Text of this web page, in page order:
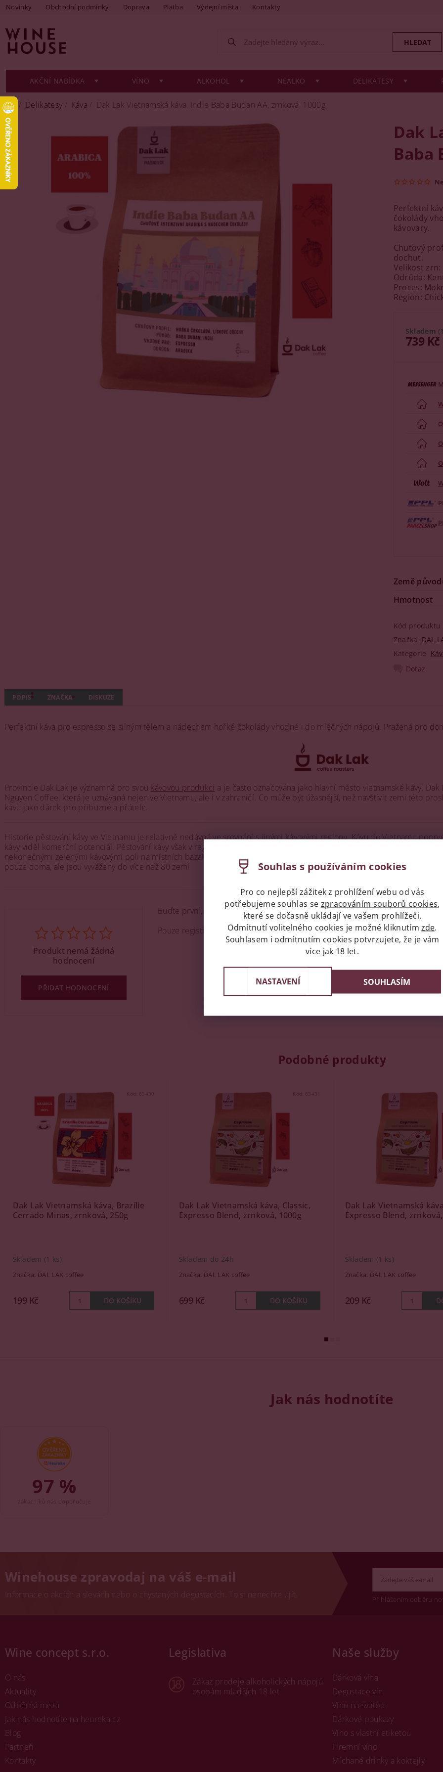
Novinky Obchodní podmínky Doprava Platba Výdejní místa Kontakty
AKČNÍ NABÍDKA VÍNO ALKOHOL NEALKO DELIKATESY
Delikatesy Káva Dak Lak Vietnamská káva, Indie Baba Budan AA, zrnková, 1000g
Dak
Baba
Perfektní
čokolády
kávovary.
Chuťový
dochuť.
Velikost zrn:
Odrůda:
Proces:
Region:
Skladem
739 Kč
Země
Hmotnost
Kód produktu
Značka DAL
Kategorie
Dotaz
POPIS ZNAČKA DISKUZE
Perfektní káva pro espresso se silným tělem a nádechem hořké čokolády vhodné i do mléčných nápojů. Pražená pro
Provincie Dak Lak je významná pro svou kávovou produkci a je často označována jako hlavní město vietnamské kávy.
Nguyen Coffee, která je uznávaná nejen ve Vietnamu, ale i v zahraničí. Co může být úžasnější, než navštívit zemi této
kávu jako dárek pro příbuzné a přátele​.
Historie pěstování kávy ve Vietnamu je relativně nedávná ve srovnání s jinými kávovými regiony. Kávu do Vietnamu
kávy viděl komerční potenciál. Pěstování kávy však v regionu Dak Lak získalo na popularitě a dnes je jedním z největších
nekonečnými zelenými kávovými poli na místních bazaltických kopcích, které jsou vždy plné větru a slunce. Oblast je
pouze doma, ale jsou vyváženy do více než 80 zemí​
Buďte první, kdo napíše příspěvek k této položce.
Pouze registrovaní uživatelé mohou vkládat příspěvky. Prosím přihlaste se
Produkt nemá žádná
hodnocení
PŘIDAT HODNOCENÍ
Podobné produkty
Kód: 83430
Dak Lak Vietnamská káva, Brazílie
Cerrado Minas, zrnková, 250g
Skladem (1 ks)
Značka: DAL LAK coffee
199 Kč
Kód: 83431
Dak Lak Vietnamská káva, Classic,
Expresso Blend, zrnková, 1000g
Skladem do 24h
Značka: DAL LAK coffee
699 Kč
Dak Lak Vietnamská
Expresso Blend,
Skladem (1 ks)
Značka: DAL LAK coffee
209 Kč
Jak nás hodnotíte
97 %
Winehouse zpravodaj na váš e-mail
Informace o akcích a slevách nebo o chystaných degustacích. To si nenechte ujít. Přihlášením odběru
Wine concept s.r.o.
O nás
Aktuality
Odběrná místa
Jak nás hodnotíte na heureka.cz
Blog
Partneři
Kontakty
Legislativa
Zákaz prodeje alkoholických nápojů
osobám mladších 18 let.
Naše služby
Dárková vína
Degustace vín
Víno na svatbu
Dárkové poukazy
Víno s vlastní etiketou
Firemní víno
Míchané drinky a koktejly
Souhlas s používáním cookies
Pro co nejlepší zážitek z prohlížení webu od vás
potřebujeme souhlas se zpracováním souborů cookies,
které se dočasně ukládají ve vašem prohlížeči.
Odmítnutí volitelného cookies je možné kliknutímzde.
Souhlasem i odmítnutím cookies potvrzujete, že je vám
více jak 18 let.
NASTAVENÍ SOUHLASÍM